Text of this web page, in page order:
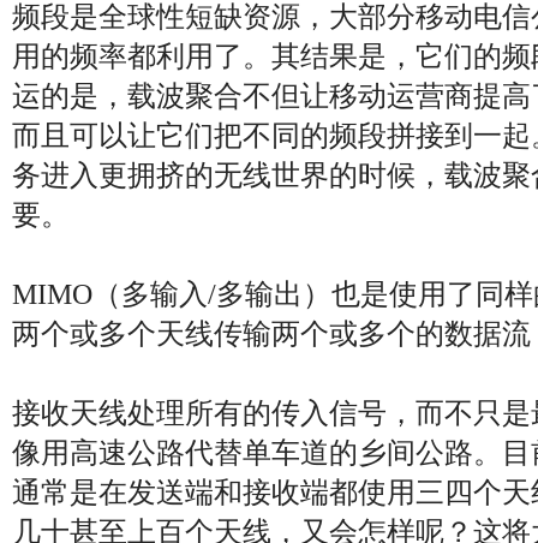
频段是全球性短缺资源，大部分移动电
用的频率都利用了。其结果是，它们的
运的是，载波聚合不但让移动运营商提
而且可以让它们把不同的频段拼接到一
务进入更拥挤的无线世界的时候，载波
要。
MIMO（多输入/多输出）也是使用了同
两个或多个天线传输两个或多个的数据流
接收天线处理所有的传入信号，而不只
像用高速公路代替单车道的乡间公路。
通常是在发送端和接收端都使用三四个
几十甚至上百个天线，又会怎样呢？这